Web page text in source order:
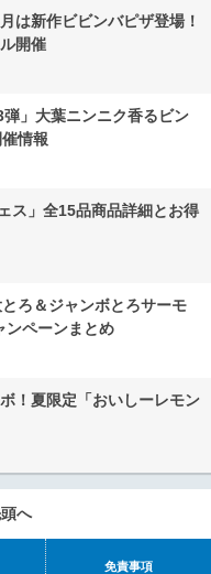
は新作ビビンバピザ登場！
開催
」大葉ニンニク香るビン
情報
ス」全15品商品詳細とお得
ろ＆ジャンボとろサーモ
ペーンまとめ
！夏限定「おいしーレモン
へ
免責事項